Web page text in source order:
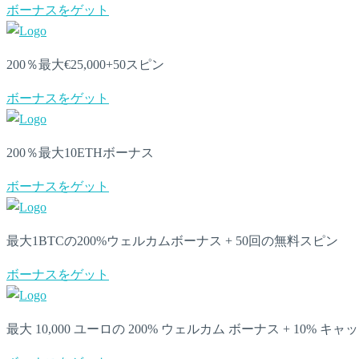
ボーナスをゲット
200％最大€25,000+50スピン
ボーナスをゲット
200％最大10ETHボーナス
ボーナスをゲット
最大1BTCの200%ウェルカムボーナス + 50回の無料スピン
ボーナスをゲット
最大 10,000 ユーロの 200% ウェルカム ボーナス + 10% キャ